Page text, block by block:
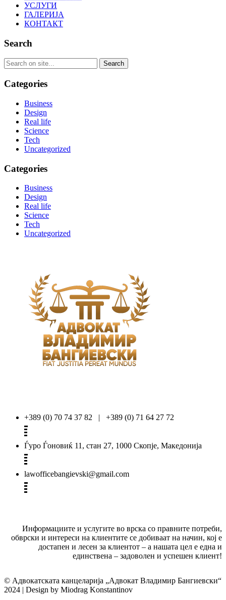
УСЛУГИ
ГАЛЕРИЈА
КОНТАКТ
Search
Categories
Business
Design
Real life
Science
Tech
Uncategorized
Categories
Business
Design
Real life
Science
Tech
Uncategorized
+389 (0) 70 74 37 82 | +389 (0) 71 64 27 72
Ѓуро Ѓоновиќ 11, стан 27, 1000 Скопје, Македонија
lawofficebangievski@gmail.com
Информациите и услугите во врска со правните потреби,
обврски и интереси на клиентите се добиваат на начин, кој е
достапен и лесен за клиентот – а нашата цел е една и
единствена – задоволен и успешен клиент!
© Адвокатската канцеларија „Адвокат Владимир Бангиевски“
2024 | Design by Miodrag Konstantinov